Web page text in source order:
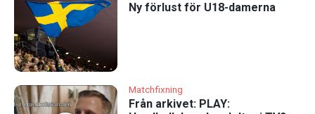
Ny förlust för U18-damerna
Matchfixning
Från arkivet: PLAY: